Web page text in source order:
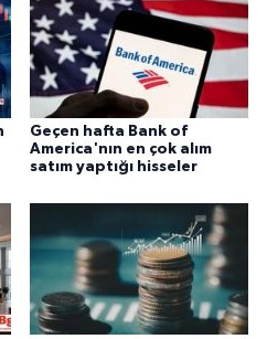
Geçen hafta Bank of
America'nın en çok alım
satım yaptığı hisseler